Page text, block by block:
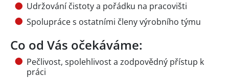
Udržování čistoty a pořádku na pracovišti
Spolupráce s ostatními členy výrobního týmu
Co od Vás očekáváme:
Pečlivost, spolehlivost a zodpovědný přístup k
práci